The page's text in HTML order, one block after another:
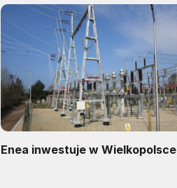
Enea inwestuje w Wielkopolsce